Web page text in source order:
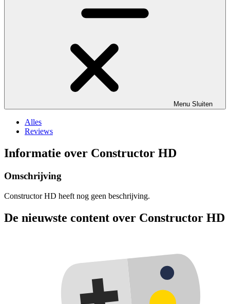
Menu Sluiten
Alles
Reviews
Informatie over Constructor HD
Omschrijving
Constructor HD heeft nog geen beschrijving.
De nieuwste content over Constructor HD